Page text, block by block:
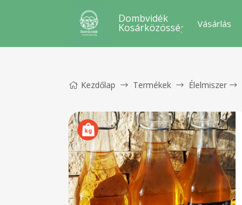
Dombvidék
Kosárközösség Vásárlás
Kezdőlap Termékek Élelmiszer